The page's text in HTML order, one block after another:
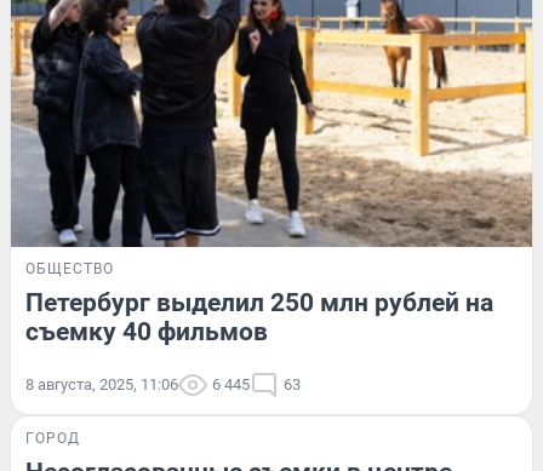
ОБЩЕСТВО
Петербург выделил 250 млн рублей на
съемку 40 фильмов
8 августа, 2025, 11:06 6 445 63
ГОРОД